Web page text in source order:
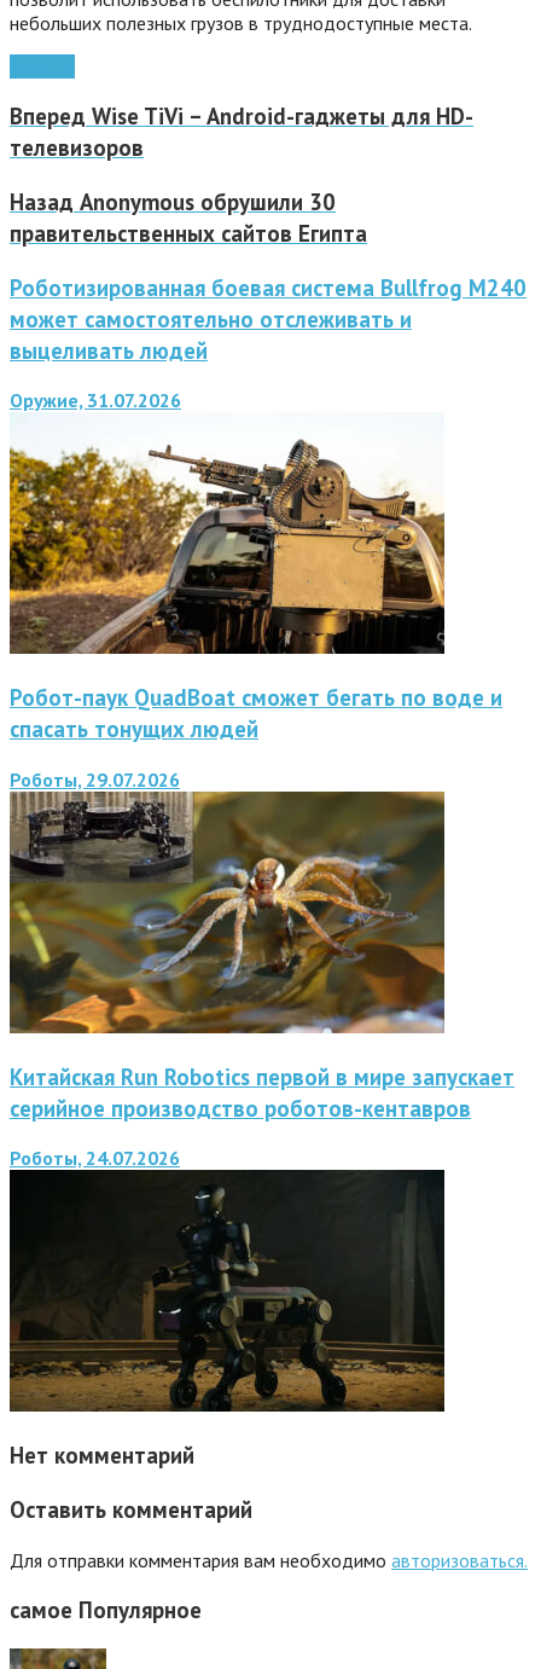
небольших полезных грузов в труднодоступные места.
Вперед Wise TiVi – Android-гаджеты для HD-
телевизоров
Назад Anonymous обрушили 30
правительственных сайтов Египта
Роботизированная боевая система Bullfrog M240
может самостоятельно отслеживать и
выцеливать людей
Оружие, 31.07.2026
Робот-паук QuadBoat сможет бегать по воде и
спасать тонущих людей
Роботы, 29.07.2026
Китайская Run Robotics первой в мире запускает
серийное производство роботов-кентавров
Роботы, 24.07.2026
Нет комментарий
Оставить комментарий
Для отправки комментария вам необходимо авторизоваться.
самое Популярное